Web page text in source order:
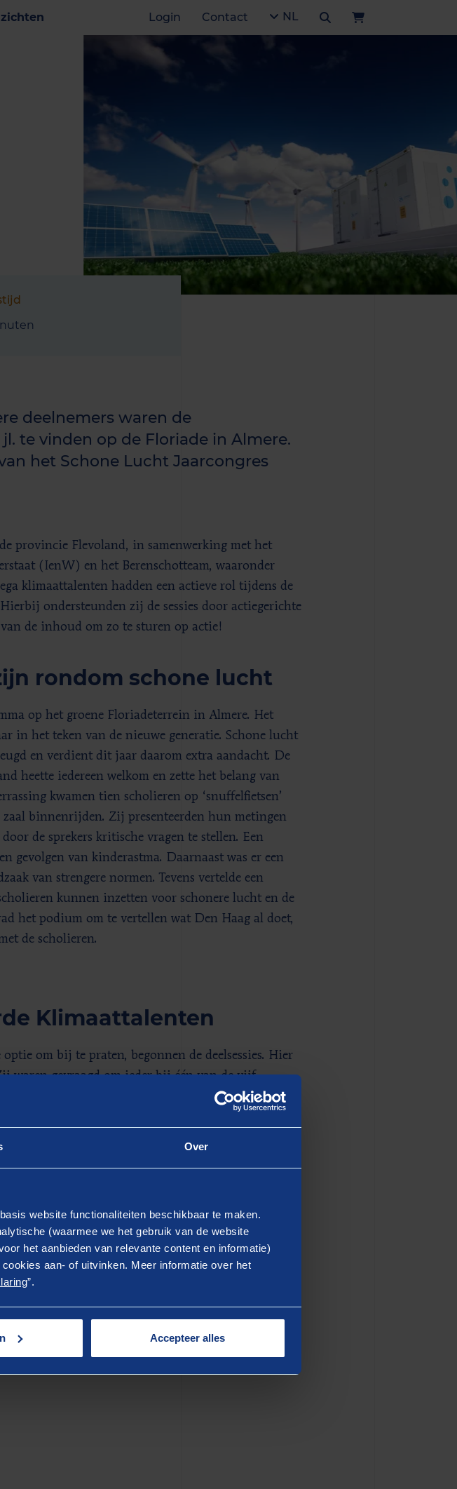
Over
website functionaliteiten beschikbaar te maken.
(waarmee we het gebruik van de website
het aanbieden van relevante content en informatie)
aan- of uitvinken. Meer informatie over het
”.
Accepteer alles
Login Contact NL
deelnemers waren de
te vinden op de Floriade in Almere.
het Schone Lucht Jaarcongres
provincie Flevoland, in samenwerking met het
(IenW) en het Berenschotteam, waaronder
klimaattalenten hadden een actieve rol tijdens de
ondersteunden zij de sessies door actiegerichte
de inhoud om zo te sturen op actie!
rondom schone lucht
op het groene Floriadeterrein in Almere. Het
in het teken van de nieuwe generatie. Schone lucht
en verdient dit jaar daarom extra aandacht. De
heette iedereen welkom en zette het belang van
kwamen tien scholieren op ‘snuffelfietsen’
binnenrijden. Zij presenteerden hun metingen
de sprekers kritische vragen te stellen. Een
gevolgen van kinderastma. Daarnaast was er een
van strengere normen. Tevens vertelde een
kunnen inzetten voor schonere lucht en de
het podium om te vertellen wat Den Haag al doet,
de scholieren.
Klimaattalenten
om bij te praten, begonnen de deelsessies. Hier
waren gevraagd om ieder bij één van de vijf
een vooraf opgestelde actiegerichte vraag te
en er was ruimte voor vragen.
van beweging en actie, zijn de opgehaalde
van de Klimaattalenten gebundeld en vertaald naar
het ministerie van IenW. De Klimaattalenten
de programmaleiding van het Schone Lucht
maar hebben ze ook extra waarde